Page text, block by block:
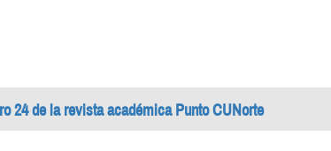
24 de la revista académica Punto CUNorte